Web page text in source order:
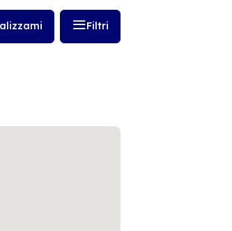
Filtri